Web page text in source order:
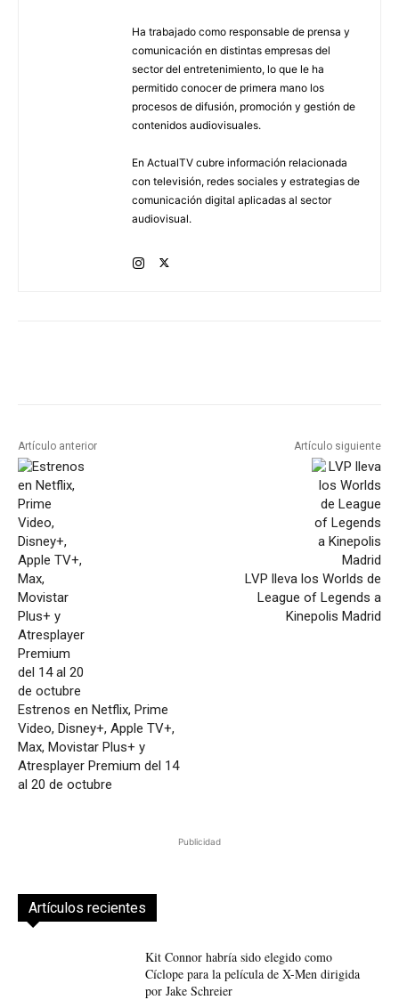
Ha trabajado como responsable de prensa y
comunicación en distintas empresas del
sector del entretenimiento, lo que le ha
permitido conocer de primera mano los
procesos de difusión, promoción y gestión de
contenidos audiovisuales.
En ActualTV cubre información relacionada
con televisión, redes sociales y estrategias de
comunicación digital aplicadas al sector
audiovisual.
Artículo anterior
Estrenos en Netflix, Prime
Video, Disney+, Apple TV+,
Max, Movistar Plus+ y
Atresplayer Premium del 14
al 20 de octubre
Artículo siguiente
LVP lleva los Worlds de
League of Legends a
Kinepolis Madrid
Publicidad
Artículos recientes
Kit Connor habría sido elegido como
Cíclope para la película de X-Men dirigida
por Jake Schreier